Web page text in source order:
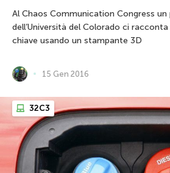
Al Chaos Communication Congress
dell’Università del Colorado ci
chiave usando un stampante 3D
15 Gen 2016
32C3